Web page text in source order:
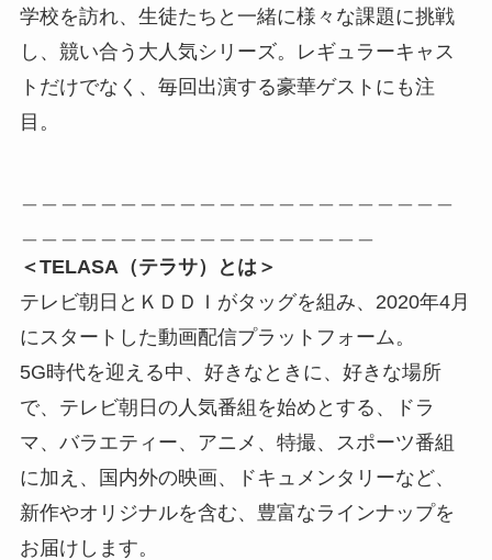
学校を訪れ、生徒たちと一緒に様々な課題に挑戦
し、競い合う大人気シリーズ。レギュラーキャス
トだけでなく、毎回出演する豪華ゲストにも注
目。
＜TELASA（テラサ）とは＞
テレビ朝日とＫＤＤＩがタッグを組み、2020年4月
にスタートした動画配信プラットフォーム。
5G時代を迎える中、好きなときに、好きな場所
で、テレビ朝日の人気番組を始めとする、ドラ
マ、バラエティー、アニメ、特撮、スポーツ番組
に加え、国内外の映画、ドキュメンタリーなど、
新作やオリジナルを含む、豊富なラインナップを
お届けします。